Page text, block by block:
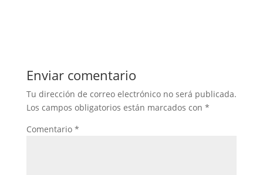
Enviar comentario
Tu dirección de correo electrónico no será publicada.
Los campos obligatorios están marcados con *
Comentario *